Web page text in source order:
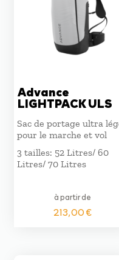
Advance
LIGHTPACK ULS
Sac de portage ultra
pour le marche et vol
3 tailles: 52 Litres/ 60
Litres/ 70 Litres
à partir de
213,00€